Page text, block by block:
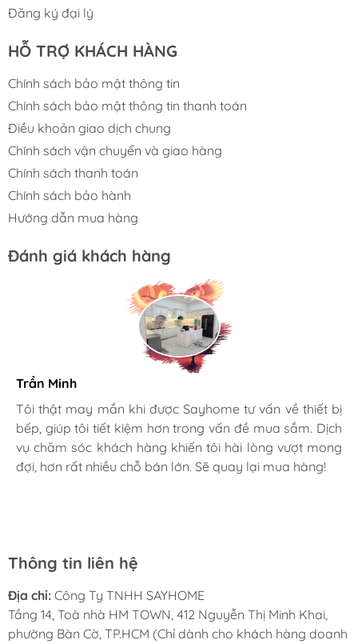
Đăng ký đại lý
HỖ TRỢ KHÁCH HÀNG
Chính sách bảo mật thông tin
Chính sách bảo mật thông tin thanh toán
Điều khoản giao dịch chung
Chính sách vận chuyển và giao hàng
Chính sách thanh toán
Chính sách bảo hành
Hướng dẫn mua hàng
Đánh giá khách hàng
Gia đình bác sĩ X.A
Mình rất mê cách nhân viên tư vấn, chăm sóc khách tận
tình, chu đáo tại Sayhome. Mình đã mua 2 máy rửa bát
cho mình và bố mẹ chồng,chất lượng ổn định. Ở đây có
Trần Minh
Tôi thật may mắn khi được Sayhome tư vấn về thiết bị
bếp, giúp tôi tiết kiệm hơn trong vấn đề mua sắm. Dịch
vụ chăm sóc khách hàng khiến tôi hài lòng vượt mong
đợi, hơn rất nhiều chỗ bán lớn. Sẽ quay lại mua hàng!
Thông tin liên hệ
Địa chỉ: Công Ty TNHH SAYHOME
Tầng 14, Toà nhà HM TOWN, 412 Nguyễn Thị Minh Khai,
phường Bàn Cờ, TP.HCM (Chỉ dành cho khách hàng doanh